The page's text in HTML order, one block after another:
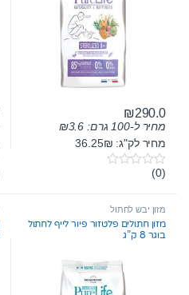
₪290.0
מחיר ל-100 גרם: ₪3.6
מחיר לק"ג: 36.25₪
0
t
o
f
5
(0)
מזון יבש לחתול
מזון חתולים פלטזור פיור לייף לחתול
בוגר 8 ק”ג